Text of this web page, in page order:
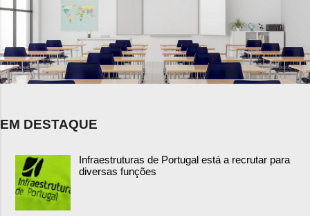
EM DESTAQUE
Infraestruturas de Portugal está a recrutar para
diversas funções